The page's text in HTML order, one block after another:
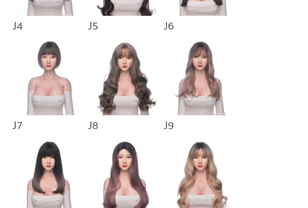
J4 J5 J6
J7 J8 J9